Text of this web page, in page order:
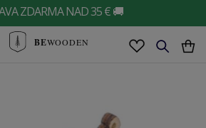
ZDARMA NAD 35 € 🚚
BEWOODEN